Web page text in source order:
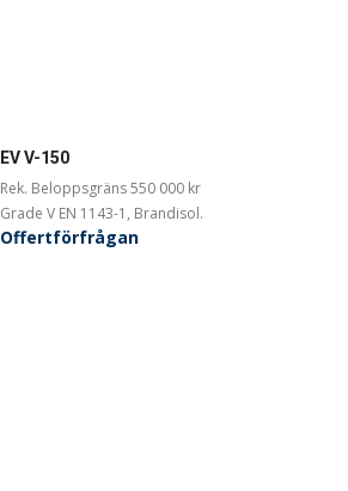
EV V-150
Rek. Beloppsgräns 550 000 kr
Grade V EN 1143-1, Brandisol.
Offertförfrågan